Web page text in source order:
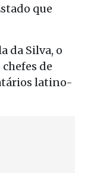
que
da Silva, o
de
latino-